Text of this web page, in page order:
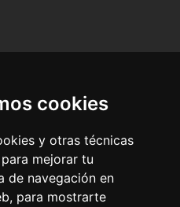
cookies
y otras técnicas
mejorar tu
de navegación en
para mostrarte